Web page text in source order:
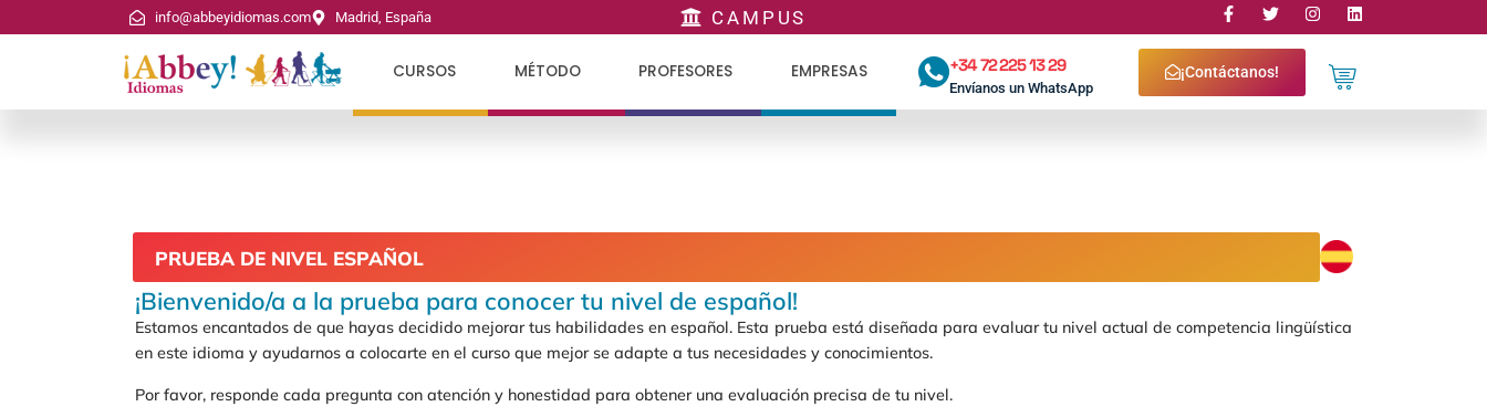
info@abbeyidiomas.com Madrid, España CAMPUS
CURSOS MÉTODO PROFESORES EMPRESAS +34 72 225 13 29
Envíanos un WhatsApp
¡Contáctanos!
PRUEBA DE NIVEL ESPAÑOL
¡Bienvenido/a a la prueba para conocer tu nivel de español!
Estamos encantados de que hayas decidido mejorar tus habilidades en español. Esta prueba está diseñada para evaluar tu nivel actual de competencia lingüística
en este idioma y ayudarnos a colocarte en el curso que mejor se adapte a tus necesidades y conocimientos.
Por favor, responde cada pregunta con atención y honestidad para obtener una evaluación precisa de tu nivel.